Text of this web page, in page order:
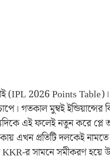
(IPL 2026 Points
গতকাল মুম্বই ইন্ডিয়ান্সের
এই ফলেই নতুন করে
এখন প্রতিটি দলকেই
KKR-র সামনে সমীকরণ